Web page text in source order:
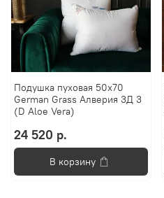
Подушка пуховая 50х70
German Grass Алверия 3Д 3
(D Aloe Vera)
24 520 р.
В корзину